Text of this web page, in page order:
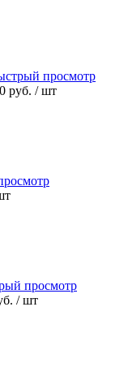
просмотр
руб. / шт
просмотр
/ шт